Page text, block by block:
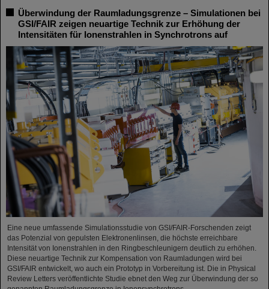
Überwindung der Raumladungsgrenze – Simulationen bei
GSI/FAIR zeigen neuartige Technik zur Erhöhung der
Intensitäten für Ionenstrahlen in Synchrotrons auf
Eine neue umfassende Simulationsstudie von GSI/FAIR-Forschenden zeigt
das Potenzial von gepulsten Elektronenlinsen, die höchste erreichbare
Intensität von Ionenstrahlen in den Ringbeschleunigern deutlich zu erhöhen.
Diese neuartige Technik zur Kompensation von Raumladungen wird bei
GSI/FAIR entwickelt, wo auch ein Prototyp in Vorbereitung ist. Die in Physical
Review Letters veröffentlichte Studie ebnet den Weg zur Überwindung der so